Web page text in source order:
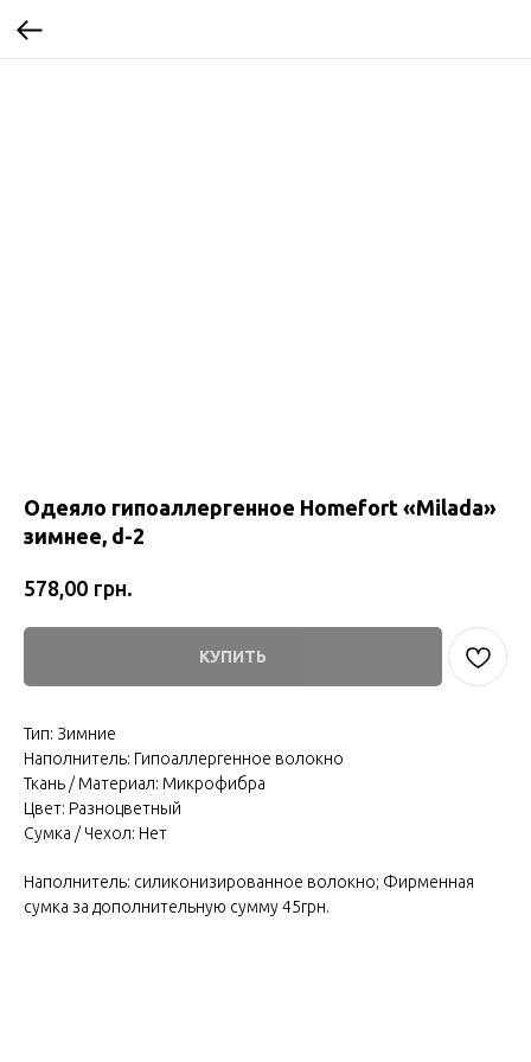
Одеяло гипоаллергенное Homefort «Milada»
зимнее, d-2
578,00 грн.
КУПИТЬ
Наполнитель: силиконизированное волокно; Фирменная
сумка за дополнительную сумму 45грн.
Тип: Зимние
Наполнитель: Гипоаллергенное волокно
Ткань / Материал: Микрофибра
Цвет: Разноцветный
Сумка / Чехол: Нет